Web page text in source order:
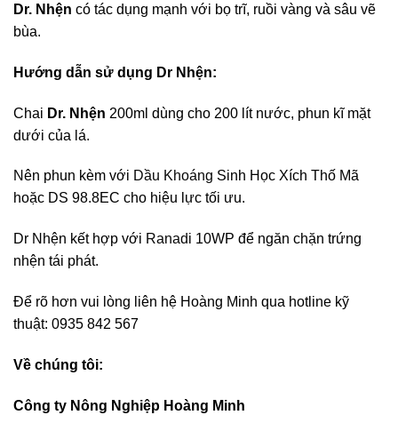
Dr. Nhện có tác dụng mạnh với bọ trĩ, ruồi vàng và sâu vẽ
bùa.
Hướng dẫn sử dụng Dr Nhện:
Chai Dr. Nhện 200ml dùng cho 200 lít nước, phun kĩ mặt
dưới của lá.
Nên phun kèm với Dầu Khoáng Sinh Học Xích Thố Mã
hoặc DS 98.8EC cho hiệu lực tối ưu.
Dr Nhện kết hợp với Ranadi 10WP để ngăn chặn trứng
nhện tái phát.
Để rõ hơn vui lòng liên hệ Hoàng Minh qua hotline kỹ
thuật: 0935 842 567
Về chúng tôi:
Công ty Nông Nghiệp Hoàng Minh